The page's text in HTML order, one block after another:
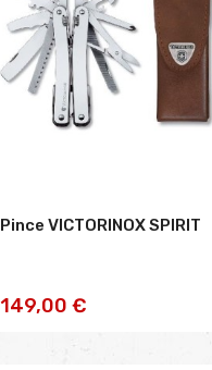
Pince VICTORINOX SPIRIT
149,00 €AJOUTER AU